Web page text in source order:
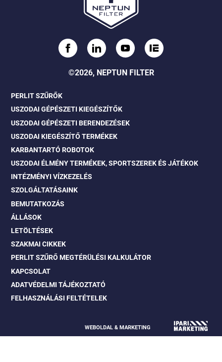
©2026, NEPTUN FILTER
PERLIT SZŰRŐK
USZODAI GÉPÉSZETI KIEGÉSZÍTŐK
USZODAI GÉPÉSZETI BERENDEZÉSEK
USZODAI KIEGÉSZÍTŐ TERMÉKEK
KARBANTARTÓ ROBOTOK
USZODAI ÉLMÉNY TERMÉKEK, SPORTSZEREK ÉS JÁTÉKOK
INTÉZMÉNYI VÍZKEZELÉS
SZOLGÁLTATÁSAINK
BEMUTATKOZÁS
ÁLLÁSOK
LETÖLTÉSEK
SZAKMAI CIKKEK
PERLIT SZŰRŐ MEGTÉRÜLÉSI KALKULÁTOR
KAPCSOLAT
ADATVÉDELMI TÁJÉKOZTATÓ
FELHASZNÁLÁSI FELTÉTELEK
WEBOLDAL & MARKETING